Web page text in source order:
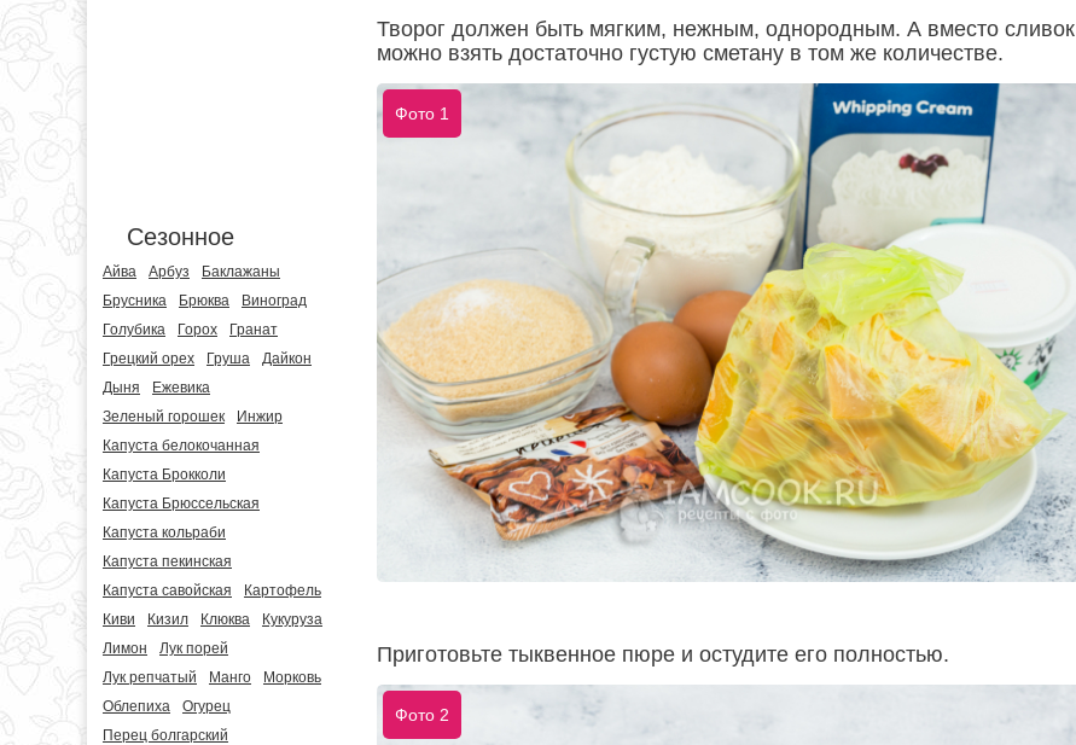
Сезонное
Айва Арбуз
Баклажаны
Брусника
Брюква
Виноград
Голубика
Горох
Гранат
Грецкий орех
Груша
Дайкон
Дыня
Ежевика
Зеленый горошек
Инжир
Капуста белокочанная
Капуста Брокколи
Капуста Брюссельская
Капуста кольраби
Капуста пекинская
Капуста савойская
Картофель
Киви
Кизил Клюква
Кукуруза
Лимон
Лук порей
Лук репчатый
Манго
Морковь
Облепиха
Огурец
Перец болгарский
Творог должен быть мягким, нежным, однородным. А вместо сливок
можно взять достаточно густую сметану в том же количестве.
Фото 1
Приготовьте тыквенное пюре и остудите его полностью.
Фото 2